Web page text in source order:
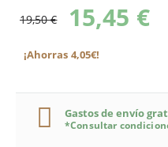
19,50 € 15,45 €
¡Ahorras 4,05€!
Gastos de envío
*Consultar